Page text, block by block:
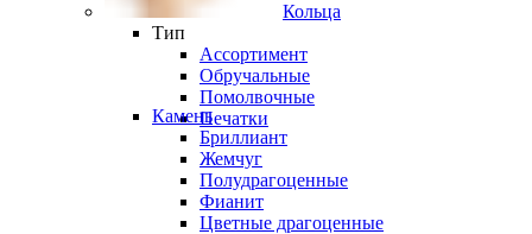
Кольца
Тип
Ассортимент
Обручальные
Помолвочные
Печатки
Камень
Бриллиант
Жемчуг
Полудрагоценные
Фианит
Цветные драгоценные